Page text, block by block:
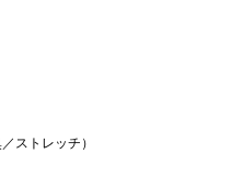
ストレッチ）